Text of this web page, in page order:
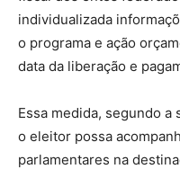
individualizada
o programa e ação
data da liberação e
Essa medida, segundo
o eleitor possa
parlamentares na